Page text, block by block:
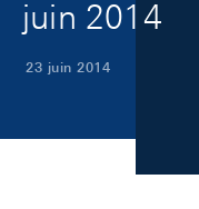
juin 2014
23 juin 2014